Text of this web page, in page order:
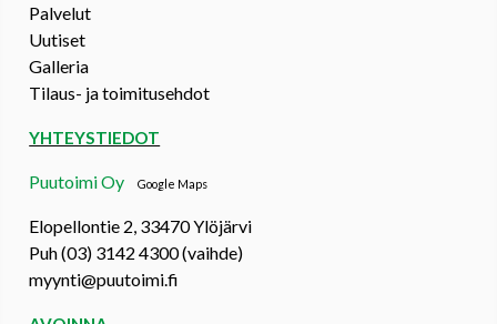
Palvelut
Uutiset
Galleria
Tilaus- ja toimitusehdot
YHTEYSTIEDOT
Puutoimi OyGoogle Maps
Elopellontie 2, 33470 Ylöjärvi
Puh (03) 3142 4300 (vaihde)
myynti@puutoimi.fi